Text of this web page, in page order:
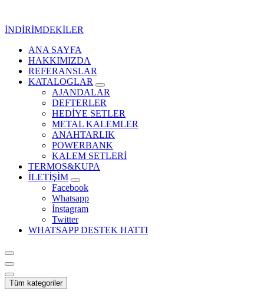
İNDİRİMDEKİLER
Kurumsal Promosyon-Hediyelik
ANA SAYFA
HAKKIMIZDA
REFERANSLAR
KATALOGLAR
AJANDALAR
DEFTERLER
HEDİYE SETLER
METAL KALEMLER
ANAHTARLIK
POWERBANK
KALEM SETLERİ
TERMOS&KUPA
İLETİŞİM
Facebook
Whatsapp
İnstagram
Twitter
WHATSAPP DESTEK HATTI
Tüm kategoriler